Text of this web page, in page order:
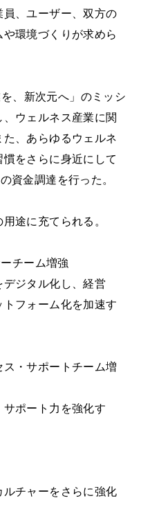
、ユーザー、双方の
環境づくりが求めら
、新次元へ」のミッシ
ウェルネス産業に関
、あらゆるウェルネ
をさらに身近にして
資金調達を行った。
途に充てられる。
チーム増強
ジタル化し、経営
フォーム化を加速す
ス・サポートチーム増
ポート力を強化す
チャーをさらに強化